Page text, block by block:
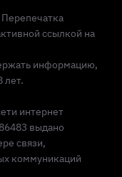
ссылкой на
информацию,
лет.
интернет
выдано
связи,
коммуникаций